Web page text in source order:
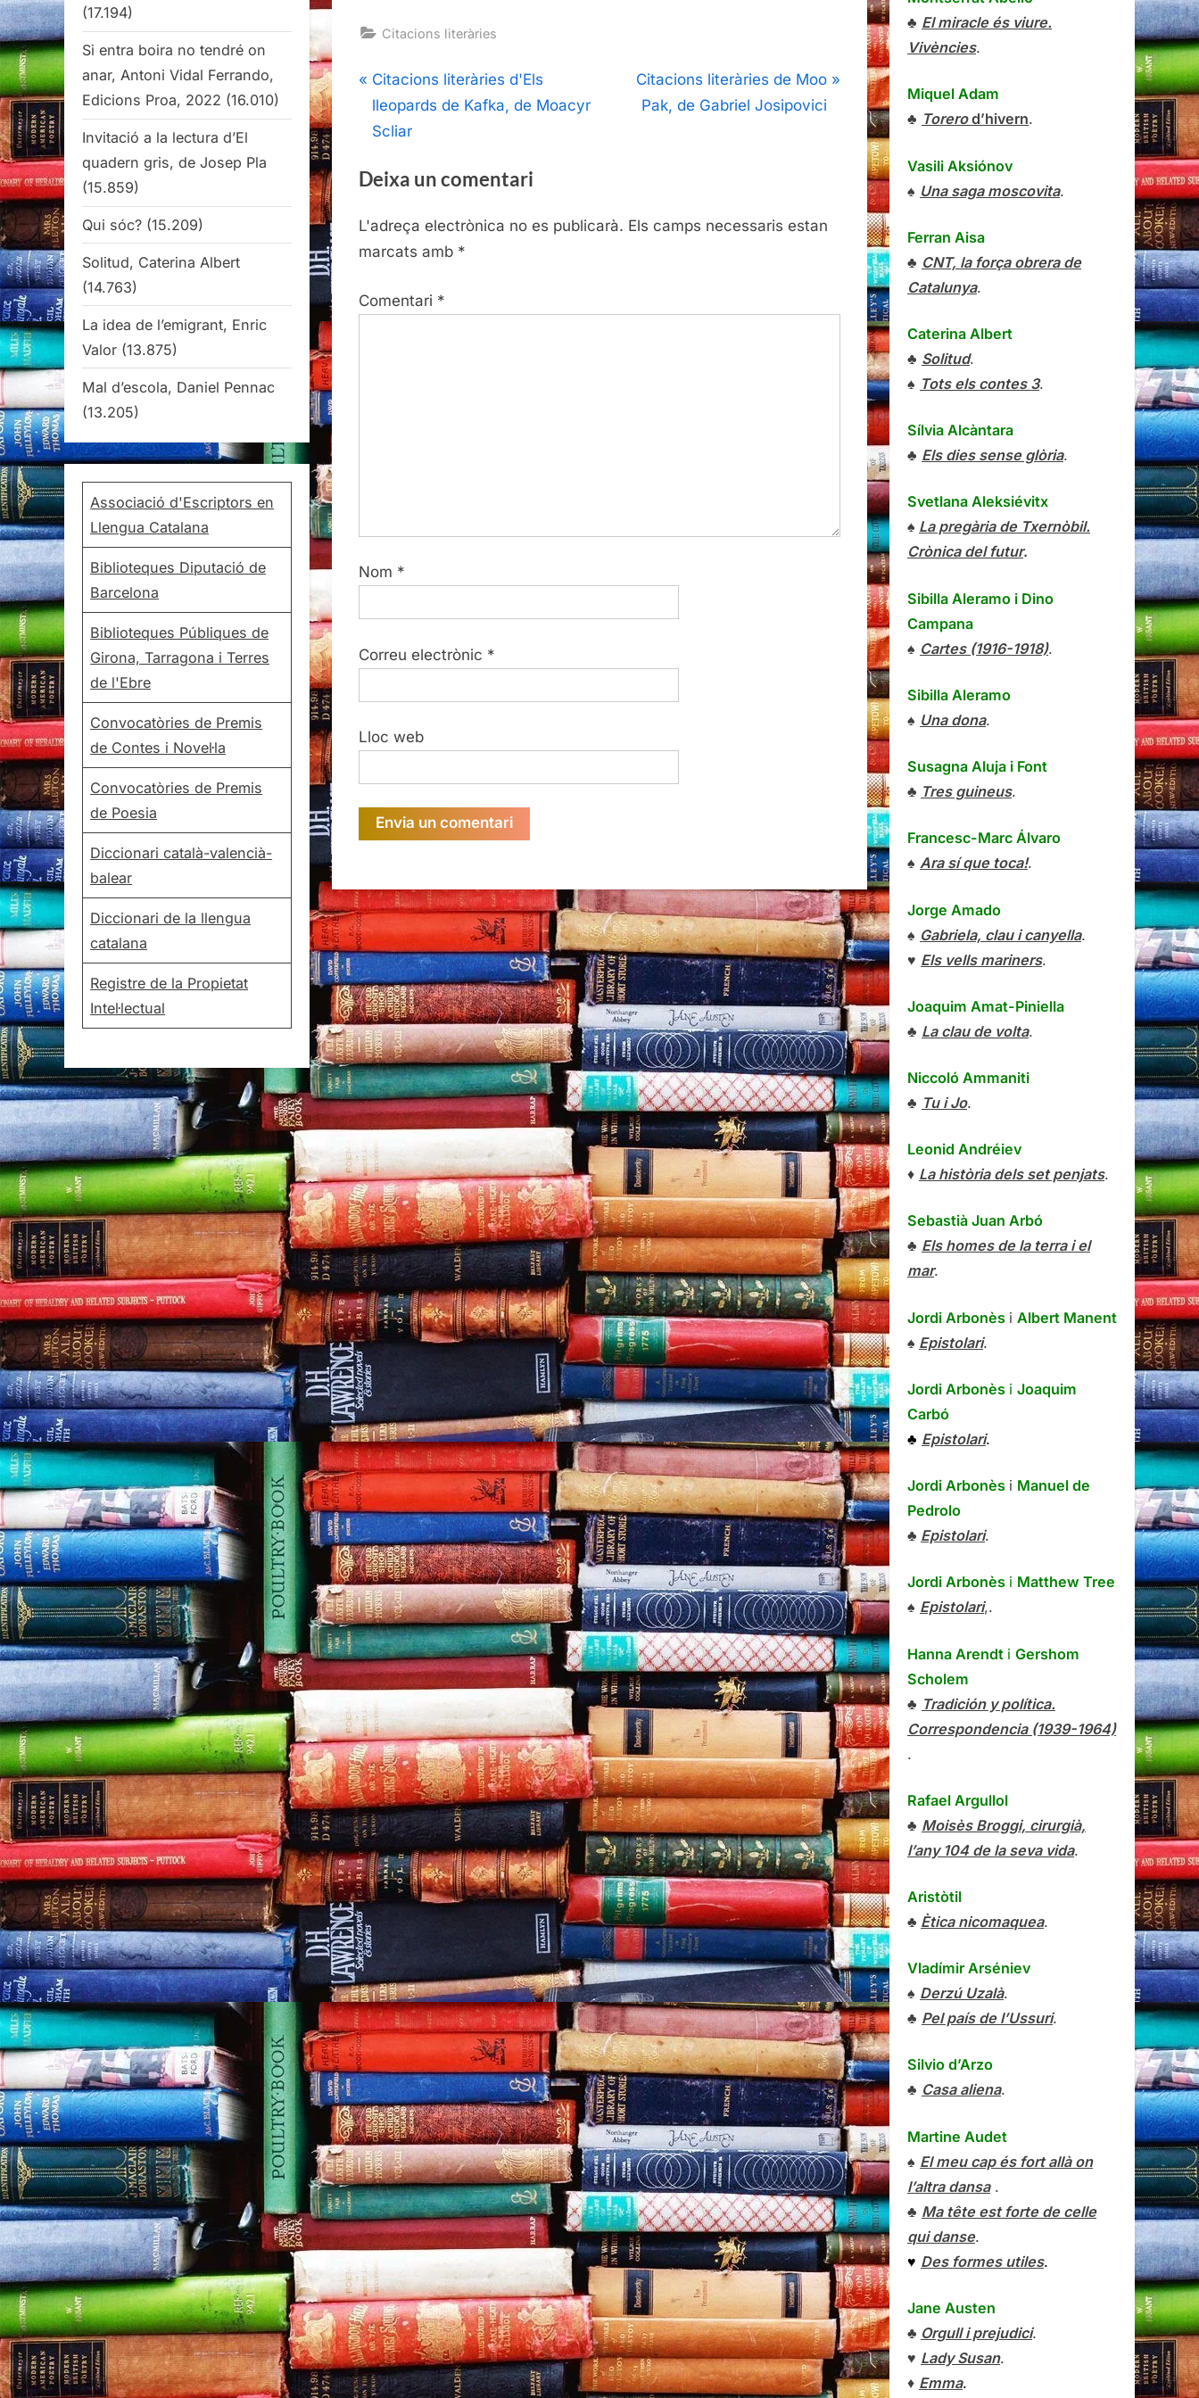
Citacions literàries
Navegació
d'entrades
P
r
e
i
u
s
o
Citacions literàries d'Els
lleopards de Kafka, de Moacyr
Scliar
N
e
s
Citacions literàries de Moo
Pak, de Gabriel Josipovici
Deixa un comentari
L'adreça electrònica no es publicarà. Els camps necessaris estan
marcats amb *
Comentari *
Nom *
Correu electrònic *
Lloc web
(17.194)
Si entra boira no tendré on
anar, Antoni Vidal Ferrando,
Edicions Proa, 2022 (16.010)
Invitació a la lectura d’El
quadern gris, de Josep Pla
(15.859)
Qui sóc? (15.209)
Solitud, Caterina Albert
(14.763)
La idea de l’emigrant, Enric
Valor (13.875)
Mal d’escola, Daniel Pennac
(13.205)
Associació d'Escriptors en
Llengua Catalana
Biblioteques Diputació de
Barcelona
Biblioteques Públiques de
Girona, Tarragona i Terres
de l'Ebre
Convocatòries de Premis
de Contes i Novel·la
Convocatòries de Premis
de Poesia
Diccionari català-valencià-
balear
Diccionari de la llengua
catalana
Registre de la Propietat
Intel·lectual
♣ El miracle és viure.
Vivències.
Miquel Adam
♣ Torerod’hivern.
Vasili Aksiónov
♠ Una saga moscovita.
Ferran Aisa
♣ CNT, la força obrera de
Catalunya.
Caterina Albert
♣ Solitud.
♠ Tots els contes 3.
Sílvia Alcàntara
♣ Els dies sense glòria.
Svetlana Aleksiévitx
♠ La pregària de Txernòbil.
Crònica del futur.
Sibilla Aleramo i Dino
Campana
♠ Cartes (1916-1918).
Sibilla Aleramo
♠ Una dona.
Susagna Aluja i Font
♣ Tres guineus.
Francesc-Marc Álvaro
♠ Ara sí que toca!.
Jorge Amado
♠ Gabriela, clau i canyella.
♥ Els vells mariners.
Joaquim Amat-Piniella
♣ La clau de volta.
Niccoló Ammaniti
♣ Tu i Jo.
Leonid Andréiev
♦ La història dels set penjats.
Sebastià Juan Arbó
♣ Els homes de la terra i el
mar.
Jordi Arbonès i Albert Manent
♠ Epistolari.
Jordi Arbonès i Joaquim
Carbó
♣ Epistolari.
Jordi Arbonès i Manuel de
Pedrolo
♣ Epistolari.
Jordi Arbonès i Matthew Tree
♠ Epistolari,.
Hanna Arendt i Gershom
Scholem
♣ Tradición y política.
Correspondencia (1939-1964)
.
Rafael Argullol
♣ Moisès Broggi, cirurgià,
l’any 104 de la seva vida.
Aristòtil
♣ Ètica nicomaquea.
Vladímir Arséniev
♠ Derzú Uzalà.
♣ Pel país de l’Ussuri.
Silvio d’Arzo
♣ Casa aliena.
Martine Audet
♠ El meu cap és fort allà on
l’altra dansa.
♣ Ma tête est forte de celle
qui danse.
♥ Des formes utiles.
Jane Austen
♣ Orgull i prejudici.
♥ Lady Susan.
♦ Emma.